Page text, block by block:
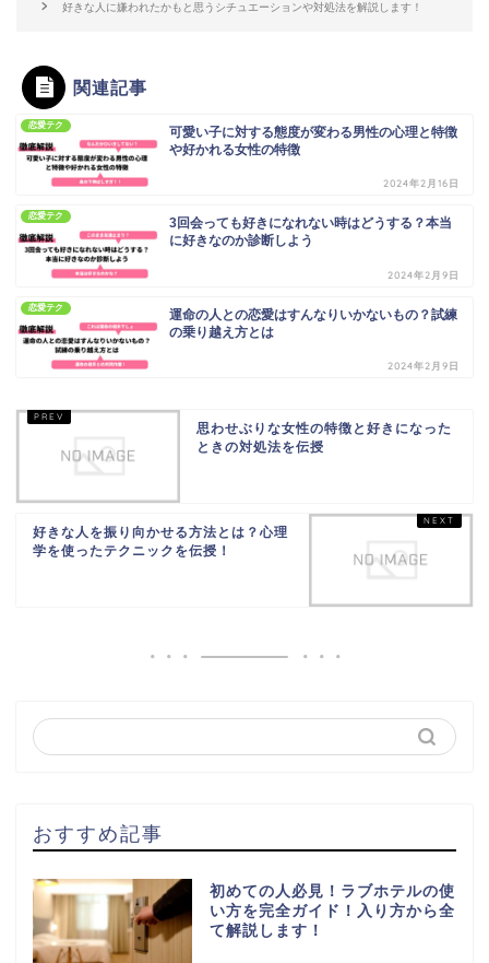
好きな人に嫌われたかもと思うシチュエーションや対処法を解説します！
関連記事
恋愛テク
可愛い子に対する態度が変わる男性の心理と特徴
や好かれる女性の特徴
2024年2月16日
恋愛テク
3回会っても好きになれない時はどうする？本当
に好きなのか診断しよう
2024年2月9日
恋愛テク
運命の人との恋愛はすんなりいかないもの？試練
の乗り越え方とは
2024年2月9日
思わせぶりな女性の特徴と好きになった
ときの対処法を伝授
好きな人を振り向かせる方法とは？心理
学を使ったテクニックを伝授！
おすすめ記事
初めての人必見！ラブホテルの使
い方を完全ガイド！入り方から全
て解説します！